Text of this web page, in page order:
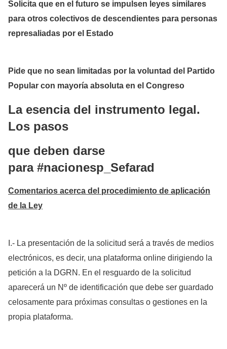
Solicita que en el futuro se impulsen leyes similares
para otros colectivos de descendientes para personas
represaliadas por el Estado
Pide que no sean limitadas por la voluntad del Partido
Popular con mayoría absoluta en el Congreso
La esencia del instrumento legal.
Los pasos
que deben darse
para #nacionesp_Sefarad
Comentarios acerca del procedimiento de aplicación
de la Ley
I.- La presentación de la solicitud será a través de medios
electrónicos, es decir, una plataforma online dirigiendo la
petición a la DGRN. En el resguardo de la solicitud
aparecerá un Nº de identificación que debe ser guardado
celosamente para próximas consultas o gestiones en la
propia plataforma.